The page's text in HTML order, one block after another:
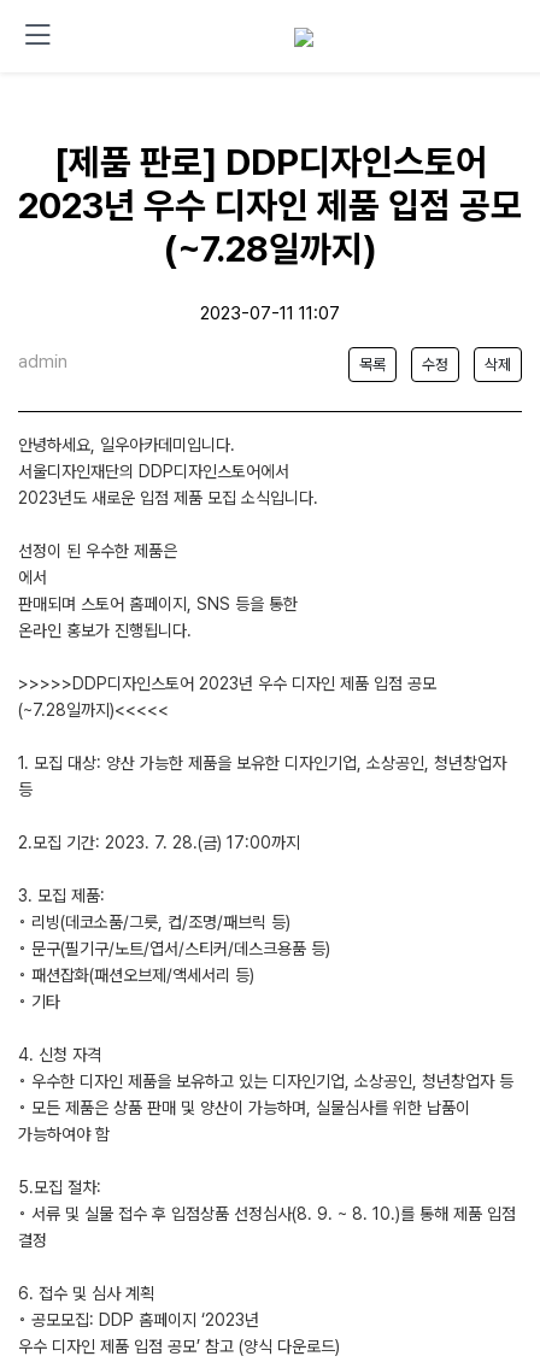
[제품 판로] DDP디자인스토어
2023년 우수 디자인 제품 입점 공모
(~7.28일까지)
2023-07-11 11:07
admin 목록 수정 삭제
안녕하세요, 일우아카데미입니다.
서울디자인재단의 DDP디자인스토어에서
2023년도 새로운 입점 제품 모집 소식입니다.
선정이 된 우수한 제품은
에서
판매되며 스토어 홈페이지, SNS 등을 통한
온라인 홍보가 진행됩니다.
>>>>>DDP디자인스토어 2023년 우수 디자인 제품 입점 공모
(~7.28일까지)<<<<<
1. 모집 대상: 양산 가능한 제품을 보유한 디자인기업, 소상공인, 청년창업자
등
2.모집 기간: 2023. 7. 28.(금) 17:00까지
3. 모집 제품:
◦ 리빙(데코소품/그릇, 컵/조명/패브릭 등)
◦ 문구(필기구/노트/엽서/스티커/데스크용품 등)
◦ 패션잡화(패션오브제/액세서리 등)
◦ 기타
4. 신청 자격
◦ 우수한 디자인 제품을 보유하고 있는 디자인기업, 소상공인, 청년창업자 등
◦ 모든 제품은 상품 판매 및 양산이 가능하며, 실물심사를 위한 납품이
가능하여야 함
5.모집 절차:
◦ 서류 및 실물 접수 후 입점상품 선정심사(8. 9. ~ 8. 10.)를 통해 제품 입점
결정
6. 접수 및 심사 계획
◦ 공모모집: DDP 홈페이지 ‘2023년
우수 디자인 제품 입점 공모’ 참고 (양식 다운로드)